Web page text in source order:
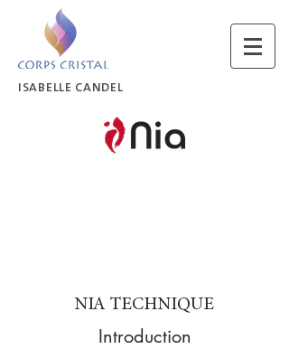
ISABELLE CANDEL
NIA TECHNIQUE
Introduction